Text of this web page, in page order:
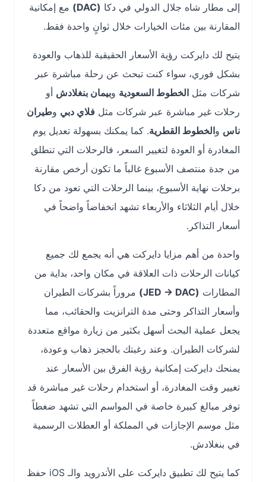
إلى مطار شاه جلال الدولي في دكا(DAC)
مع إمكانية
المقارنة بين مئات الخيارات خلال ثوانٍ واحدة فقط.
يتيح لك دايركت رؤية الأسعار الحقيقية للذهاب والعودة
بشكل فوري، سواء كنت تبحث عن رحلة مباشرة عبر
شركات مثلالخطوط السعوديةوبيمان بنغلادشأو
رحلات غير مباشرة عبر شركات مثلفلاي دبيو طيران
والخطوط القطرية. كما يمكنك بسهولة تعديل يوم
المغادرة أو العودة لتغيير السعر، فالرحلات التي تنطلق
من جدة منتصف الأسبوع غالباً ما تكون أرخص مقارنة
برحلات نهاية الأسبوع، بينما الرحلات التي تعود من دكا
خلال أيام الثلاثاء والأربعاء تشهد انخفاضاً واضحاً في
أسعار التذاكر.
واحدة من أهم مزايا دايركت هي أنه يجمع لك جميع
كيانات الرحلات ذات العلاقة في مكان واحد، بداية من
المطارات(JED → DAC)
مروراً بشركات الطيران
وأسعار التذاكر وحتى مدة الترانزيت والحقائب، مما
يجعل عملية البحث أسهل بكثير من زيارة مواقع متعددة
لشركات الطيران. وعند رغبتك بالحجز ذهاب وعودة،
يمنحك دايركت إمكانية رؤية الفرق بين الأسعار عند
تغيير وقت المغادرة، أو استخدام رحلات غير مباشرة قد
توفر مبالغ كبيرة خاصة في المواسم التي تشهد ضغطاً
مثل موسم الإجازات في المملكة أو العطلات الرسمية
في بنغلادش.
كما يتيح لك تطبيق دايركت على الأندرويد والـ iOS حفظ